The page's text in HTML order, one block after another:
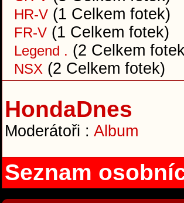
HR-V (1 Celkem fotek)
FR-V (1 Celkem fotek)
Legend . (2 Celkem
NSX (2 Celkem fotek)
HondaDnes
Moderátoři : Album
Seznam